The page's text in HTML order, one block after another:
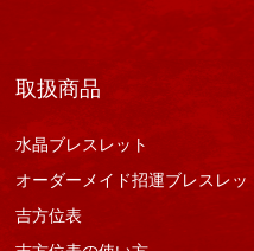
取扱商品
水晶ブレスレット
オーダーメイド招運ブレスレッ
吉方位表